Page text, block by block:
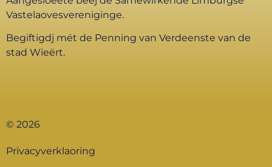
Vastelaovesvereniginge.
Begiftigdj mét de Penning van Verdeenste van de
stad Wieërt.
© 2026
Privacyverklaoring